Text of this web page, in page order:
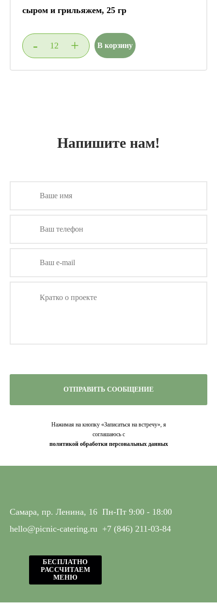
сыром и грильяжем, 25 гр
- + В корзину
Напишите нам!
ОТПРАВИТЬ СООБЩЕНИЕ
Нажимая на кнопку «Записаться на встречу», я
соглашаюсь с
политикой обработки персональных данных
Самара, пр. Ленина, 16 Пн-Пт 9:00 - 18:00
hello@picnic-catering.ru +7 (846) 211-03-84
БЕСПЛАТНО
РАССЧИТАЕМ
МЕНЮ